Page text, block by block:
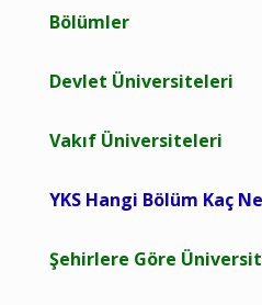
Bölümler
Devlet Üniversiteleri
Vakıf Üniversiteleri
YKS Hangi Bölüm Kaç
Şehirlere Göre